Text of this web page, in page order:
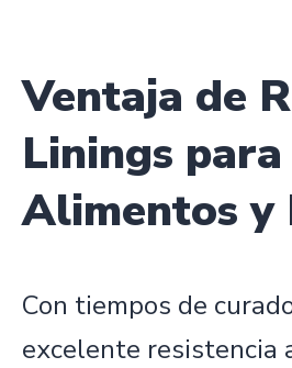
Ventaja de
Linings para
Alimentos y
Con tiempos de
excelente resistencia